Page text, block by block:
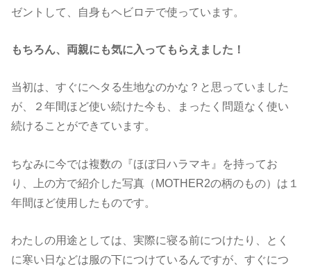
ゼントして、自身もヘビロテで使っています。
もちろん、両親にも気に入ってもらえました！
当初は、すぐにヘタる生地なのかな？と思っていました
が、２年間ほど使い続けた今も、まったく問題なく使い
続けることができています。
ちなみに今では複数の『ほぼ日ハラマキ』を持ってお
り、上の方で紹介した写真（MOTHER2の柄のもの）は１
年間ほど使用したものです。
わたしの用途としては、実際に寝る前につけたり、とく
に寒い日などは服の下につけているんですが、すぐにつ